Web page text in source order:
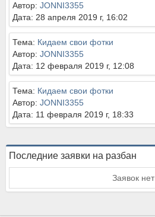
Автор: JONNI3355
Дата: 28 апреля 2019 г, 16:02
Тема: Кидаем свои фотки
Автор: JONNI3355
Дата: 12 февраля 2019 г, 12:08
Тема: Кидаем свои фотки
Автор: JONNI3355
Дата: 11 февраля 2019 г, 18:33
Последние заявки на разбан
Заявок нет